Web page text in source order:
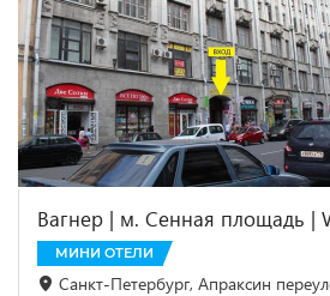
Вагнер | м. Сенная площадь |
МИНИ ОТЕЛИ
Санкт-Петербург, Апраксин